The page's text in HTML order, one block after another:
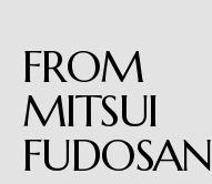
FROM
MITSUI
FUDOSAN